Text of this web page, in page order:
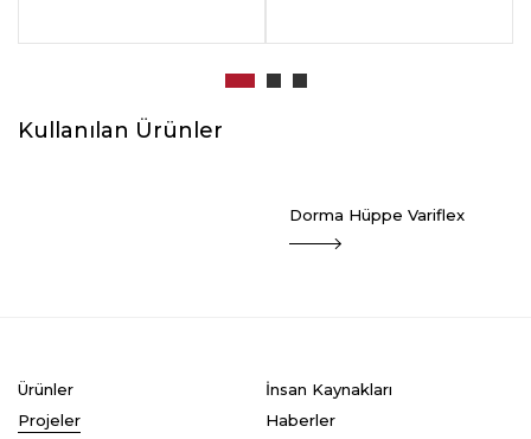
Kullanılan Ürünler
Dorma Hüppe Variflex
Ürünler
Projeler
İnsan Kaynakları
Haberler